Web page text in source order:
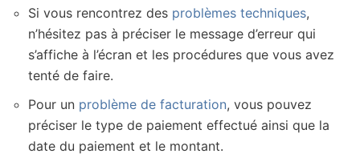
Si vous rencontrez des problèmes techniques,
n’hésitez pas à préciser le message d’erreur qui
s’affiche à l’écran et les procédures que vous avez
tenté de faire.
Pour un problème de facturation, vous pouvez
préciser le type de paiement effectué ainsi que la
date du paiement et le montant.